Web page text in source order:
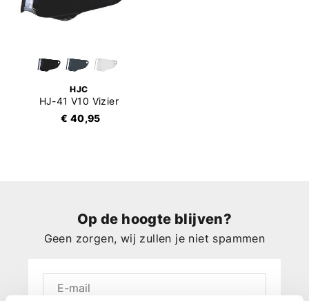
HJC
HJ-41 V10 Vizier
€ 40,95
Op de hoogte blijven?
Geen zorgen, wij zullen je niet spammen